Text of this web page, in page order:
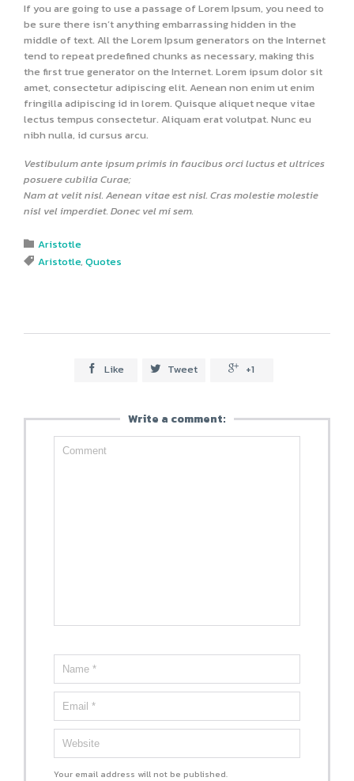
If you are going to use a passage of Lorem Ipsum, you need to
be sure there isn’t anything embarrassing hidden in the
middle of text. All the Lorem Ipsum generators on the Internet
tend to repeat predefined chunks as necessary, making this
the first true generator on the Internet. Lorem ipsum dolor sit
amet, consectetur adipiscing elit. Aenean non enim ut enim
fringilla adipiscing id in lorem. Quisque aliquet neque vitae
lectus tempus consectetur. Aliquam erat volutpat. Nunc eu
nibh nulla, id cursus arcu.
Vestibulum ante ipsum primis in faucibus orci luctus et ultrices
posuere cubilia Curae;
Nam at velit nisl. Aenean vitae est nisl. Cras molestie molestie
nisl vel imperdiet. Donec vel mi sem.
 Category
Aristotle
 Tags
Aristotle, Quotes
 Like  Tweet  +1
Write a comment:
Your email address will not be published.